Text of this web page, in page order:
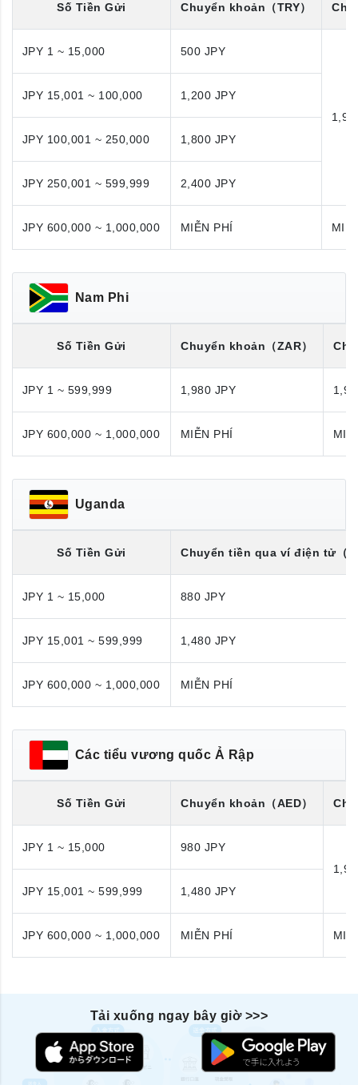
Số Tiền Gửi Chuyển khoản （TRY）
JPY 1 ~ 15,000 500 JPY
JPY 15,001 ~ 100,000 1,200 JPY
JPY 100,001 ~ 250,000 1,800 JPY
JPY 250,001 ~ 599,999 2,400 JPY
JPY 600,000 ~ 1,000,000 MIỄN PHÍ
Nam Phi
Số Tiền Gửi Chuyển khoản （ZAR）
JPY 1 ~ 599,999 1,980 JPY
JPY 600,000 ~ 1,000,000 MIỄN PHÍ
Uganda
Số Tiền Gửi Chuyển tiền qua ví điện tử（
JPY 1 ~ 15,000 880 JPY
JPY 15,001 ~ 599,999 1,480 JPY
JPY 600,000 ~ 1,000,000 MIỄN PHÍ
Các tiểu vương quốc Ả Rập
Số Tiền Gửi Chuyển khoản （AED）
JPY 1 ~ 15,000
980 JPY
JPY 15,001 ~ 599,999
1,480 JPY
JPY 600,000 ~ 1,000,000 MIỄN PHÍ
Tải xuống ngay bây giờ >>>